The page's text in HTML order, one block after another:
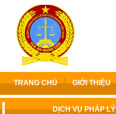
TRANG CHỦ GIỚI THIỆU
DỊCH VỤ PHÁP LÝ